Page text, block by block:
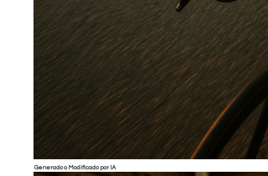
Generado o Modificado por IA